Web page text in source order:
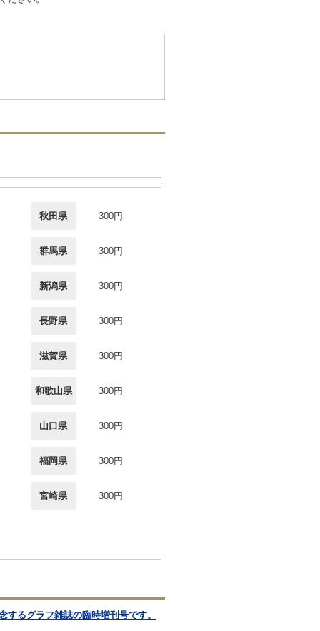
秋田県 300円
群馬県 300円
新潟県 300円
長野県 300円
滋賀県 300円
和歌山県 300円
山口県 300円
福岡県 300円
宮崎県 300円
するグラフ雑誌の臨時増刊号です。